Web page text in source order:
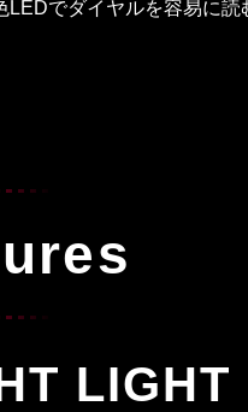
でダイヤルを容易に読
LIGHT